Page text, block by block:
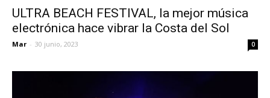
ULTRA BEACH FESTIVAL, la mejor música
electrónica hace vibrar la Costa del Sol
Mar - 30 junio, 2023 0